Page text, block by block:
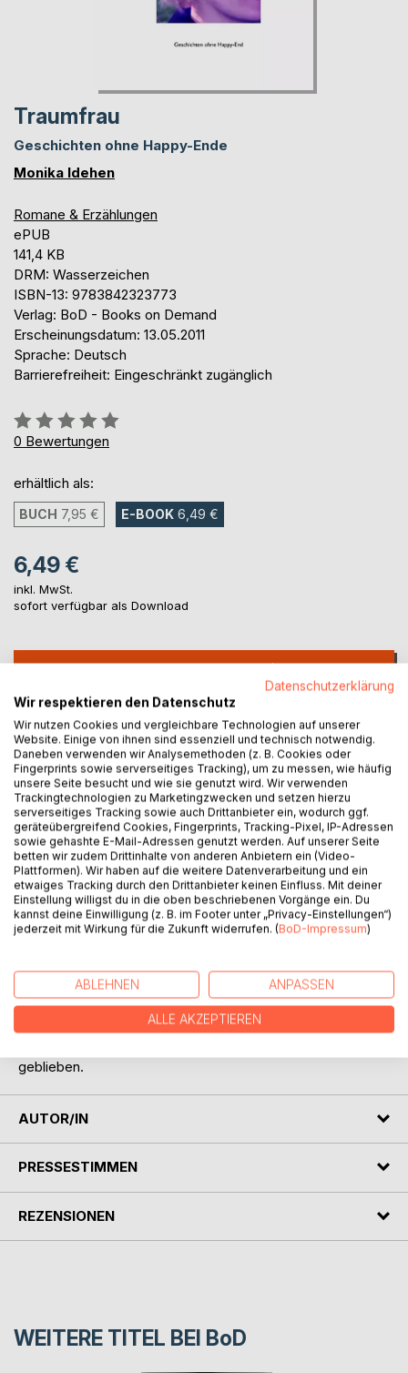
Traumfrau
Geschichten ohne Happy-Ende
Monika Idehen
Romane & Erzählungen
ePUB
141,4 KB
DRM: Wasserzeichen
ISBN-13: 9783842323773
Verlag: BoD - Books on Demand
Erscheinungsdatum: 13.05.2011
Sprache: Deutsch
Barrierefreiheit: Eingeschränkt zugänglich
Bewertung::
0%
0 Bewertungen
erhältlich als:
BUCH 7,95 € E-BOOK 6,49 €
6,49 €
inkl. MwSt.
sofort verfügbar als Download
IN DEN WARENKORB
Auf die Merkliste
Titel bewerten
BESCHREIBUNG
Im Märchen und im Roman kriegt das Mädchen zuletzt den
ihr seliges Ende. In diesen zehn kurzen Geschichten jedoch
bleibt die Traumfrau ein Traum; lenkt eine falsche
Entscheidungen, oder die richtige zur falschen Zeit, das
Leben in ungewollte Bahnen; gehen Wünsche nicht in
geblieben.
AUTOR/IN
PRESSESTIMMEN
REZENSIONEN
WEITERE TITEL BEI BoD
Datenschutzerklärung
Wir respektieren den Datenschutz
Wir nutzen Cookies und vergleichbare Technologien auf unserer
Website. Einige von ihnen sind essenziell und technisch notwendig.
Daneben verwenden wir Analysemethoden (z. B. Cookies oder
Fingerprints sowie serverseitiges Tracking), um zu messen, wie häufig
unsere Seite besucht und wie sie genutzt wird. Wir verwenden
Trackingtechnologien zu Marketingzwecken und setzen hierzu
serverseitiges Tracking sowie auch Drittanbieter ein, wodurch ggf.
geräteübergreifend Cookies, Fingerprints, Tracking-Pixel, IP-Adressen
sowie gehashte E-Mail-Adressen genutzt werden. Auf unserer Seite
betten wir zudem Drittinhalte von anderen Anbietern ein (Video-
Plattformen). Wir haben auf die weitere Datenverarbeitung und ein
etwaiges Tracking durch den Drittanbieter keinen Einfluss. Mit deiner
Einstellung willigst du in die oben beschriebenen Vorgänge ein. Du
kannst deine Einwilligung (z. B. im Footer unter „Privacy-Einstellungen“)
jederzeit mit Wirkung für die Zukunft widerrufen. (BoD-Impressum)
ABLEHNEN ANPASSEN
ALLE AKZEPTIEREN